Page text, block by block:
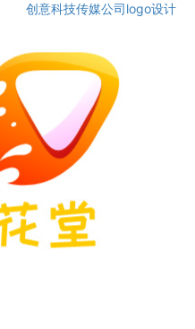
创意科技传媒公司logo设计